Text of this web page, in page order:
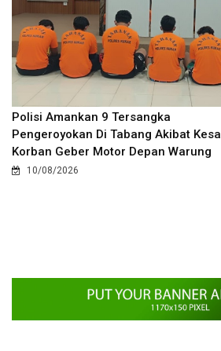
Polisi Amankan 9 Tersangka
Pengeroyokan Di Tabang Akibat Kesal
Korban Geber Motor Depan Warung
10/08/2026